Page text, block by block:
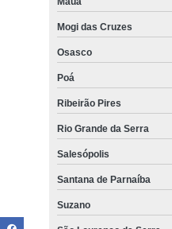
Mogi das Cruzes
Osasco
Poá
Ribeirão Pires
Rio Grande da Serra
Salesópolis
Santana de Parnaíba
Suzano